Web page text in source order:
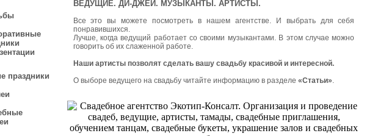
праздники
ВЕДУЩИЕ. ДИ-ДЖЕИ. МУЗЫКАНТЫ. АРТИСТЫ.
Все это вы можете посмотреть в нашем агентстве. И выбрать для себя
понравившихся.
Лучше, когда ведущий работает со своими музыкантами. В этом случае можно
говорить об их слаженной работе.
Наши артисты позволят сделать вашу свадьбу красивой и интересной.
О выборе ведущего на свадьбу читайте информацию в разделе «Статьи».